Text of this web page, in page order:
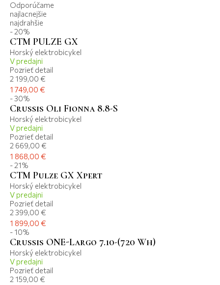
Odporúčame
najlacnejšie
najdrahšie
- 20%
CTM PULZE GX
Horský elektrobicykel
V predajni
Pozrieť detail
2 199,00 €
1 749,00 €
- 30%
Crussis Oli Fionna 8.8-S
Horský elektrobicykel
V predajni
Pozrieť detail
2 669,00 €
1 868,00 €
- 21%
CTM Pulze GX Xpert
Horský elektrobicykel
V predajni
Pozrieť detail
2 399,00 €
1 899,00 €
- 10%
Crussis ONE-Largo 7.10-(720 Wh)
Horský elektrobicykel
V predajni
Pozrieť detail
2 159,00 €